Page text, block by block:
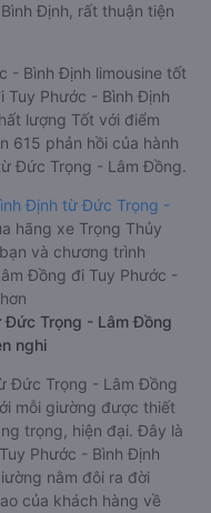
Định, rất thuận tiện
- Bình Định limousine tốt
Phước - Bình Định
lượng Tốt với điểm
615 phản hồi của hành
Đức Trọng - Lâm Đồng.
Định từ Đức Trọng -
hãng xe Trọng Thủy
và chương trình
Đồng đi Tuy Phước -
Đức Trọng - Lâm Đồng
nghi
Đức Trọng - Lâm Đồng
mỗi giường được thiết
trọng, hiện đại. Đây là
Phước - Bình Định
nằm đôi ra đời
của khách hàng về